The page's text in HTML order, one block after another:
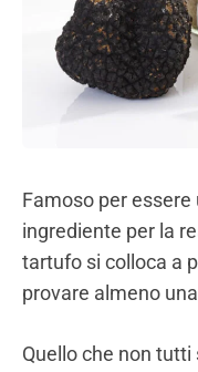
Famoso per essere
ingrediente per la
tartufo si colloca a
provare almeno
Quello che non tutti